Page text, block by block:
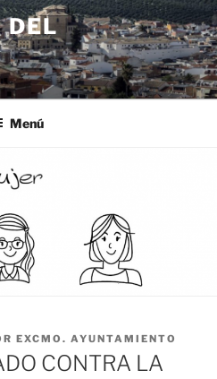
DEL
Menú
EXCMO. AYUNTAMIENTO
CONTRA LA